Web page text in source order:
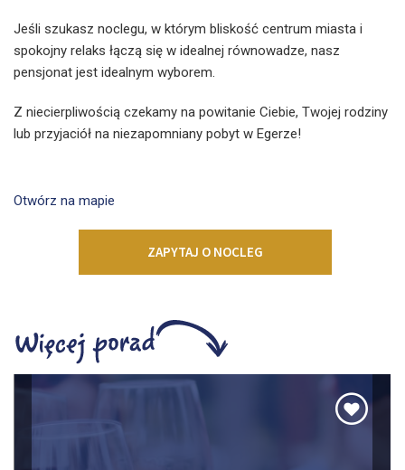
Jeśli szukasz noclegu, w którym bliskość centrum miasta i
spokojny relaks łączą się w idealnej równowadze, nasz
pensjonat jest idealnym wyborem.
Z niecierpliwością czekamy na powitanie Ciebie, Twojej rodziny
lub przyjaciół na niezapomniany pobyt w Egerze!
Otwórz na mapie
ZAPYTAJ O NOCLEG